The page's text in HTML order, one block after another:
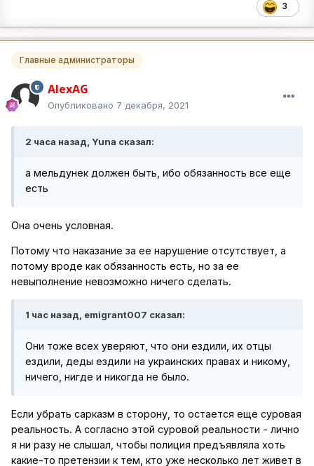
3
Главные администраторы
AlexAG
Опубликовано 7 декабря, 2021
2 часа назад, Yuna сказал:
а мельдунек должен быть, ибо обязанность все еще
есть
Она очень условная.
Потому что наказание за ее нарушение отсутствует, а
потому вроде как обязанность есть, но за ее
невыполнение невозможно ничего сделать.
1 час назад, emigrant007 сказал:
Они тоже всех уверяют, что они ездили, их отцы
ездили, деды ездили на украинских правах и никому,
ничего, нигде и никогда не было.
Если убрать сарказм в сторону, то остается еще суровая
реальность. А согласно этой суровой реальности - лично
я ни разу не слышал, чтобы полиция предъявляла хоть
какие-то претензии к тем, кто уже несколько лет живет в